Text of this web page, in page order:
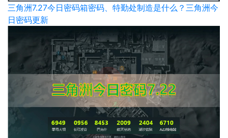
三角洲7.27今日密码箱密码、特勤处制造是什么？三角洲今
日密码更新